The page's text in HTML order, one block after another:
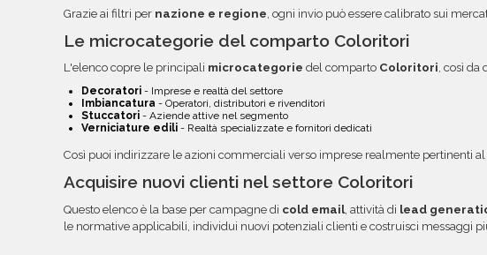
Grazie ai filtri per nazione e regione , ogni invio può essere calibrato sui
Le microcategorie del comparto Coloritori
L'elenco copre le principali microcategorie del comparto Coloritori, così da
Decoratori - Imprese e realtà del settore
Imbiancatura - Operatori, distributori e rivenditori
Stuccatori - Aziende attive nel segmento
Verniciature edili - Realtà specializzate e fornitori dedicati
Così puoi indirizzare le azioni commerciali verso imprese realmente pertinenti
Acquisire nuovi clienti nel settore Coloritori
Questo elenco è la base per campagne di cold email, attività di lead
le normative applicabili, individui nuovi potenziali clienti e costruisci messaggi